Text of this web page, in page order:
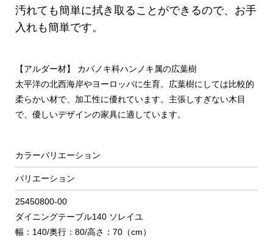
汚れても簡単に拭き取ることができるので、お手
入れも簡単です。
【アルダー材】 カバノキ科ハンノキ属の広葉樹
太平洋の北西海岸やヨーロッパに生育。広葉樹にしては比較的
柔らかい材で、加工性に優れています。主張しすぎない木目
で、優しいデザインの家具に適しています。
カラーバリエーション
バリエーション
25450800-00
ダイニングテーブル140 ソレイユ
幅：140/奥行：80/高さ：70（cm）